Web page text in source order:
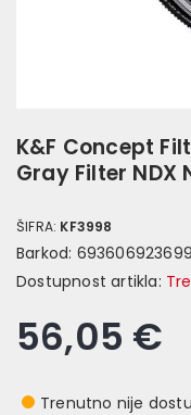
K&F Concept
Gray Filter NDX
ŠIFRA: KF3998
Barkod:
Dostupnost artikla:
56,05 €
Trenutno nije